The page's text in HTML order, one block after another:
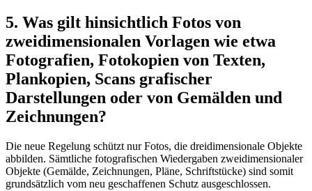
5. Was gilt hinsichtlich Fotos von
zweidimensionalen Vorlagen wie etwa
Fotografien, Fotokopien von Texten,
Plankopien, Scans grafischer
Darstellungen oder von Gemälden und
Zeichnungen?
Die neue Regelung schützt nur Fotos, die dreidimensionale Objekte
abbilden. Sämtliche fotografischen Wiedergaben zweidimensionaler
Objekte (Gemälde, Zeichnungen, Pläne, Schriftstücke) sind somit
grundsätzlich vom neu geschaffenen Schutz ausgeschlossen.